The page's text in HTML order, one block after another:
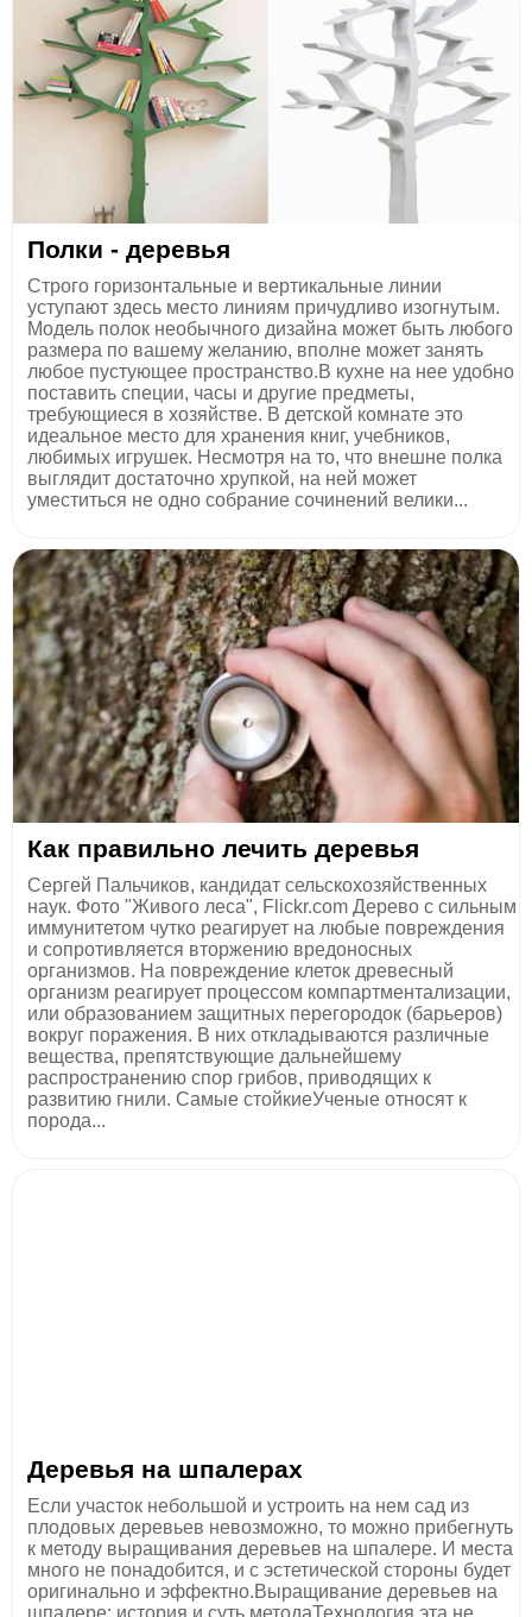
Полки - деревья
Строго горизонтальные и вертикальные линии
уступают здесь место линиям причудливо изогнутым.
Модель полок необычного дизайна может быть любого
размера по вашему желанию, вполне может занять
любое пустующее пространство.В кухне на нее удобно
поставить специи, часы и другие предметы,
требующиеся в хозяйстве. В детской комнате это
идеальное место для хранения книг, учебников,
любимых игрушек. Несмотря на то, что внешне полка
выглядит достаточно хрупкой, на ней может
уместиться не одно собрание сочинений велики...
Как правильно лечить деревья
Сергей Пальчиков, кандидат сельскохозяйственных
наук. Фото "Живого леса", Flickr.com Дерево с сильным
иммунитетом чутко реагирует на любые повреждения
и сопротивляется вторжению вредоносных
организмов. На повреждение клеток древесный
организм реагирует процессом компартментализации,
или образованием защитных перегородок (барьеров)
вокруг поражения. В них откладываются различные
вещества, препятствующие дальнейшему
распространению спор грибов, приводящих к
развитию гнили. Самые стойкиеУченые относят к
порода...
Деревья на шпалерах
Если участок небольшой и устроить на нем сад из
плодовых деревьев невозможно, то можно прибегнуть
к методу выращивания деревьев на шпалере. И места
много не понадобится, и с эстетической стороны будет
оригинально и эффектно.Выращивание деревьев на
шпалере: история и суть методаТехнология эта не